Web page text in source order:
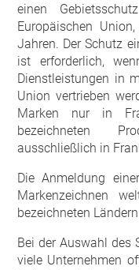
einen
Europäischen
Jahren. Der Schutz
ist erforderlich,
Dienstleistungen in
Union vertrieben
Marken nur in
bezeichneten
ausschließlich in
Die Anmeldung
Markenzeichnen
bezeichneten
Bei der Auswahl des
viele Unternehmen